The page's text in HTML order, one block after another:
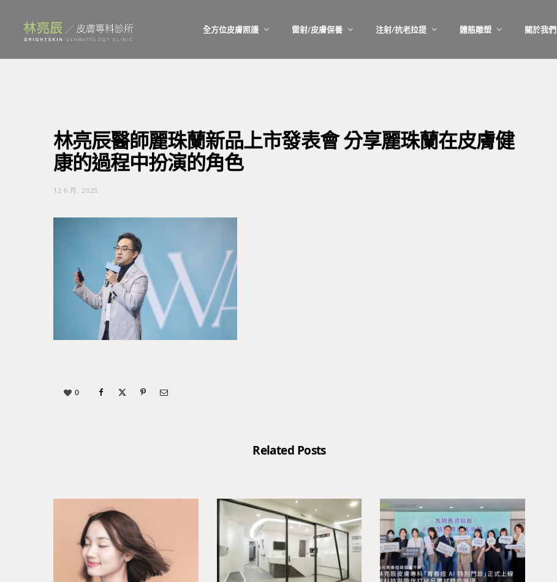
全方位皮膚照護 雷射/皮膚保養 注射/抗老拉提 體態雕塑 關於我們
林亮辰醫師麗珠蘭新品上市發表會 分享麗珠蘭在皮膚健
康的過程中扮演的角色
12 6 月, 2025
0
Related Posts